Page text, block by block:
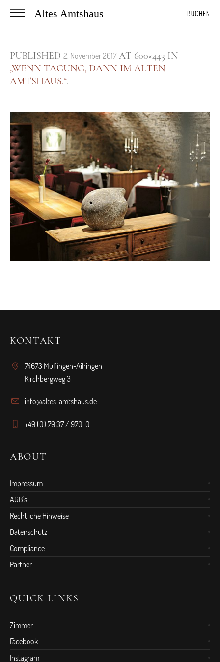
Altes Amtshaus BUCHEN
PUBLISHED 2. November 2017 AT 600×443 IN
„WENN TAGUNG, DANN IM ALTEN
AMTSHAUS.“.
KONTAKT
74673 Mulfingen-Ailringen
Kirchbergweg 3
info@altes-amtshaus.de
+49 (0) 79 37 / 970-0
ABOUT
Impressum
AGB's
Rechtliche Hinweise
Datenschutz
Compliance
Partner
QUICK LINKS
Zimmer
Facebook
Instagram